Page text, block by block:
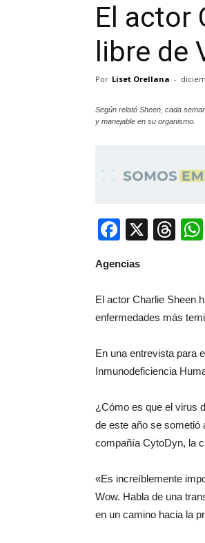
El actor
libre de
Por Liset Orellana -
Según relató Sheen, cada
y manejable en su organismo.
Facebook
X
Agencias
El actor Charlie Sheen
enfermedades más
En una entrevista para
Inmunodeficiencia
¿Cómo es que el virus
de este año se sometió
compañía CytoDyn, la
«Es increíblemente
Wow. Habla de una
en un camino hacia la